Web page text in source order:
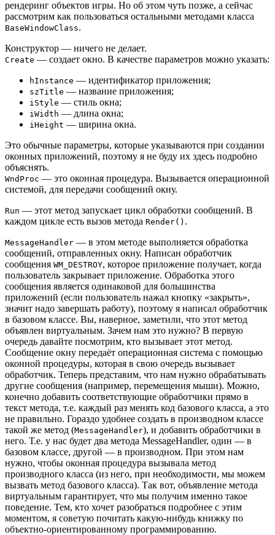
рендеринг объектов игры. Но об этом чуть позже, а сейчас
рассмотрим как пользоваться остальными методами класса
BaseWindowClass.
Конструктор — ничего не делает.
Create — создает окно. В качестве параметров можно указать:
hInstance — идентификатор приложения;
szTitle — название приложения;
iStyle — стиль окна;
iWidth — длина окна;
iHeight — ширина окна.
Это обычные параметры, которые указываются при создании
оконных приложений, поэтому я не буду их здесь подробно
объяснять.
WndProc — это оконная процедура. Вызывается операционной
системой, для передачи сообщений окну.
Run — этот метод запускает цикл обработки сообщений. В
каждом цикле есть вызов метода Render() .
MessageHandler — в этом методе выполняется обработка
сообщений, отправленных окну. Написан обработчик
сообщения WM_DESTROY, которое приложение получает, когда
пользователь закрывает приложение. Обработка этого
сообщения является одинаковой для большинства
приложений (если пользователь нажал кнопку «закрыть»,
значит надо завершать работу), поэтому я написал обработчик
в базовом классе. Вы, наверное, заметили, что этот метод
объявлен виртуальным. Зачем нам это нужно? В первую
очередь давайте посмотрим, кто вызывает этот метод.
Сообщение окну передаёт операционная система с помощью
оконной процедуры, которая в свою очередь вызывает
обработчик. Теперь представим, что нам нужно обрабатывать
другие сообщения (например, перемещения мыши). Можно,
конечно добавить соответствующие обработчики прямо в
текст метода, т.е. каждый раз менять код базового класса, а это
не правильно. Гораздо удобнее создать в производном классе
такой же метод (MessageHandler), и добавить обработчики в
него. Т.е. у нас будет два метода MessageHandler, один — в
базовом классе, другой — в производном. При этом нам
нужно, чтобы оконная процедура вызывала метод
производного класса (из него, при необходимости, мы можем
вызвать метод базового класса). Так вот, объявление метода
виртуальным гарантирует, что мы получим именно такое
поведение. Тем, кто хочет разобраться подробнее с этим
моментом, я советую почитать какую-нибудь книжку по
объектно-ориентированному программированию.